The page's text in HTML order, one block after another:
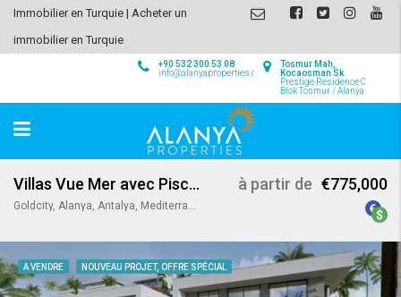
Immobilier en Turquie | Acheter un
immobilier en Turquie
Tosmur Mah,
Kocaosman Sk.
Prestige Residence C
Blok Tosmur / Alanya
+90 532 300 53 08
info@alanyaproperties.com
Villas Vue Mer avec Piscine Privée à Kargicak
Goldcity, Alanya, Antalya, Mediterranean Region, Turkey
à partir de €775,000
A VENDRE NOUVEAU PROJET, OFFRE SPÉCIAL